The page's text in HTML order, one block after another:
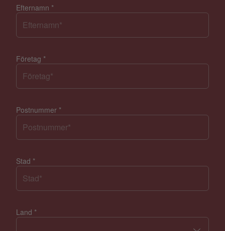
Efternamn *
Företag *
Postnummer *
Stad *
Land *